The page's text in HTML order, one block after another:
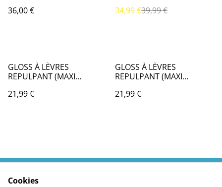
36,00 €
COULEURS
34,99 €39,99 €
GLOSS À LÈVRES
REPULPANT (MAXI
21,99 €
GLOSS À LÈVRES
REPULPANT (MAXI
21,99 €
Cookies